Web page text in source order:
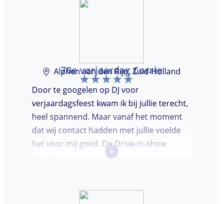
avondje gehad en zou DJ huren zeker
70e verjaardag Corrie
Alphen aan den Rijn, Zuid-Holland
Door te googelen op DJ voor
verjaardagsfeest kwam ik bij jullie terecht,
heel spannend. Maar vanaf het moment
dat wij contact hadden met jullie voelde
het voor mij goed. De Drive-in-show
Intiem was voor ons feest de beste optie
je geld. De gasten vroegen zich af waar ik
+